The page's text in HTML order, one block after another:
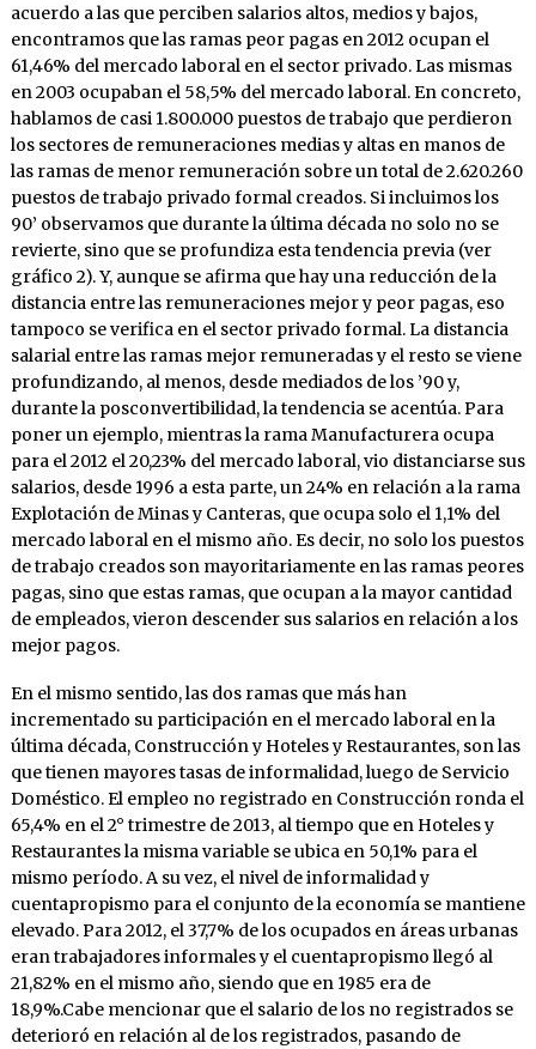
acuerdo a las que perciben salarios altos, medios y bajos,
encontramos que las ramas peor pagas en 2012 ocupan el
61,46% del mercado laboral en el sector privado. Las mismas
en 2003 ocupaban el 58,5% del mercado laboral. En concreto,
hablamos de casi 1.800.000 puestos de trabajo que perdieron
los sectores de remuneraciones medias y altas en manos de
las ramas de menor remuneración sobre un total de 2.620.260
puestos de trabajo privado formal creados. Si incluimos los
90’ observamos que durante la última década no solo no se
revierte, sino que se profundiza esta tendencia previa (ver
gráfico 2). Y, aunque se afirma que hay una reducción de la
distancia entre las remuneraciones mejor y peor pagas, eso
tampoco se verifica en el sector privado formal. La distancia
salarial entre las ramas mejor remuneradas y el resto se viene
profundizando, al menos, desde mediados de los ’90 y,
durante la posconvertibilidad, la tendencia se acentúa. Para
poner un ejemplo, mientras la rama Manufacturera ocupa
para el 2012 el 20,23% del mercado laboral, vio distanciarse sus
salarios, desde 1996 a esta parte, un 24% en relación a la rama
Explotación de Minas y Canteras, que ocupa solo el 1,1% del
mercado laboral en el mismo año. Es decir, no solo los puestos
de trabajo creados son mayoritariamente en las ramas peores
pagas, sino que estas ramas, que ocupan a la mayor cantidad
de empleados, vieron descender sus salarios en relación a los
mejor pagos.
En el mismo sentido, las dos ramas que más han
incrementado su participación en el mercado laboral en la
última década, Construcción y Hoteles y Restaurantes, son las
que tienen mayores tasas de informalidad, luego de Servicio
Doméstico. El empleo no registrado en Construcción ronda el
65,4% en el 2° trimestre de 2013, al tiempo que en Hoteles y
Restaurantes la misma variable se ubica en 50,1% para el
mismo período. A su vez, el nivel de informalidad y
cuentapropismo para el conjunto de la economía se mantiene
elevado. Para 2012, el 37,7% de los ocupados en áreas urbanas
eran trabajadores informales y el cuentapropismo llegó al
21,82% en el mismo año, siendo que en 1985 era de
18,9%.Cabe mencionar que el salario de los no registrados se
deterioró en relación al de los registrados, pasando de